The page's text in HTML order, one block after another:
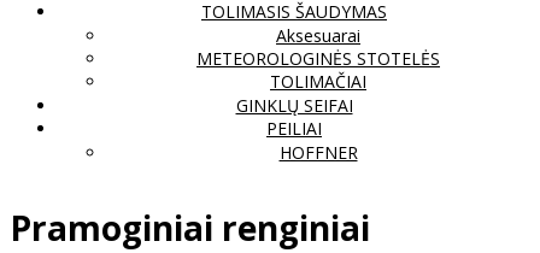
TOLIMASIS ŠAUDYMAS
Aksesuarai
METEOROLOGINĖS STOTELĖS
TOLIMAČIAI
GINKLŲ SEIFAI
PEILIAI
HOFFNER
Pramoginiai renginiai